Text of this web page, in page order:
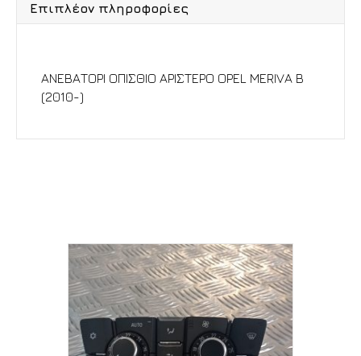
Επιπλέον πληροφορίες
ΑΝΕΒΑΤΟΡΙ ΟΠΙΣΘΙΟ ΑΡΙΣΤΕΡΟ OPEL MERIVA B
(2010-)